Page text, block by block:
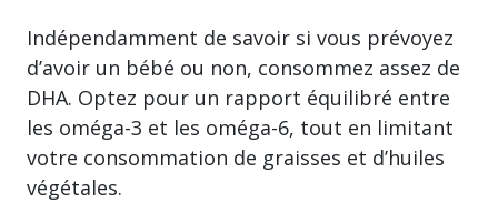
Indépendamment de savoir si vous prévoyez
d’avoir un bébé ou non, consommez assez de
DHA. Optez pour un rapport équilibré entre
les oméga-3 et les oméga-6, tout en limitant
votre consommation de graisses et d’huiles
végétales.